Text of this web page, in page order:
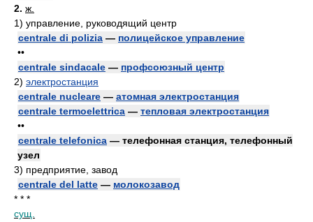
2. ж.
1) управление, руководящий центр
centrale di polizia — полицейское управление
••
centrale sindacale — профсоюзный центр
2) электростанция
centrale nucleare — атомная электростанция
centrale termoelettrica — тепловая электростанция
••
centrale telefonica — телефонная станция, телефонный
узел
3) предприятие, завод
centrale del latte — молокозавод
* * *
сущ.